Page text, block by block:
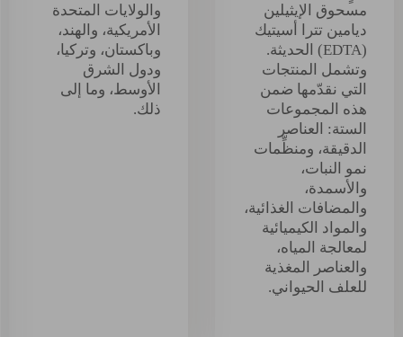
مسحوق الإيثيلين
ديامين تترا أسيتيك
(EDTA) الحديثة.
وتشمل المنتجات
التي نقدّمها ضمن
هذه المجموعات
الستة: العناصر
الدقيقة، ومنظِّمات
نمو النبات،
والأسمدة،
والمضافات الغذائية،
والمواد الكيميائية
لمعالجة المياه،
والعناصر المغذية
للعلف الحيواني.
والولايات المتحدة
الأمريكية، والهند،
وباكستان، وتركيا،
ودول الشرق
الأوسط، وما إلى
ذلك.